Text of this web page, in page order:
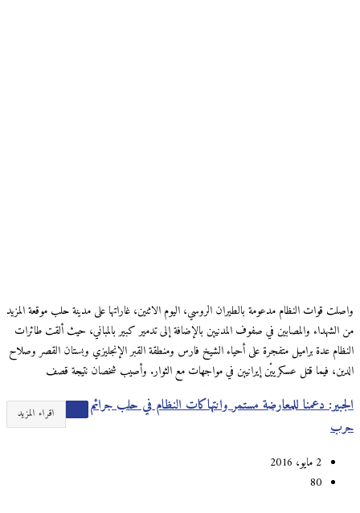
واصلت قوات النظام مدعومة بالطيران الروسي، اليوم الاثنين، غاراتها على مدينة حلب موقعة المزيد
من الشهداء والمصابين في صفوف المدنيين بالإضافة إلى تدمير كبير بالمباني، حيث ألقت طائرات
النظام عدة براميل متفجرة على أحياء الشيخ فارس ومنطقة القبر الإنجليزي وبستان القصر وصلاح
الدين، فيما قتل عسكرييْن إيرانيين في مواجهات مع الثوار. وأصيب شخصان نتيجة قصف
اقراء المزيد
الجبير: دعمنا للمعارضة مستمر وانتهاكات النظام في حلب جرائم
حرب
80